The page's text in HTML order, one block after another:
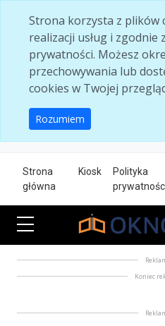
Strona korzysta z plików
realizacji usług i zgodnie
prywatności. Możesz
przechowywania lub
cookies w Twojej
Rozumiem
Strona
główna
Kiosk
Polityka
Koniec